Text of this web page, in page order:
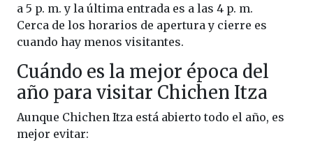
a 5 p. m. y la última entrada es a las 4 p. m.
Cerca de los horarios de apertura y cierre es
cuando hay menos visitantes.
Cuándo es la mejor época del
año para visitar Chichen Itza
Aunque Chichen Itza está abierto todo el año, es
mejor evitar: